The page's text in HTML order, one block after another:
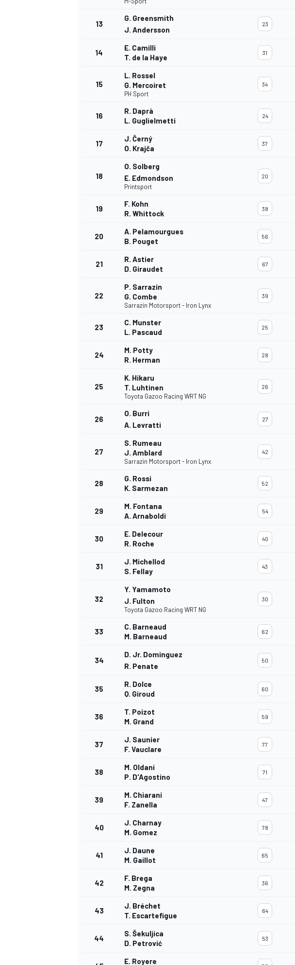
13
G. Greensmith
J. Andersson
23
14
E. Camilli
T. de la Haye
31
15
L. Rossel
G. Mercoiret
PH Sport
34
16
R. Daprà
L. Guglielmetti
24
17
J. Černý
O. Krajča
37
18
O. Solberg
E. Edmondson
Printsport
20
19
F. Kohn
R. Whittock
38
20
A. Pelamourgues
B. Pouget
56
21
R. Astier
D. Giraudet
67
22
P. Sarrazin
G. Combe
Sarrazin Motorsport - Iron Lynx
39
23
C. Munster
L. Pascaud
25
24
M. Potty
R. Herman
28
25
K. Hikaru
T. Luhtinen
Toyota Gazoo Racing WRT NG
26
26
O. Burri
A. Levratti
27
27
S. Rumeau
J. Amblard
Sarrazin Motorsport - Iron Lynx
42
28
G. Rossi
K. Sarmezan
52
29
M. Fontana
A. Arnaboldi
54
30
E. Delecour
R. Roche
40
31
J. Michellod
S. Fellay
43
32
Y. Yamamoto
J. Fulton
Toyota Gazoo Racing WRT NG
30
33
C. Barneaud
M. Barneaud
62
34
D. Jr. Dominguez
R. Penate
50
35
R. Dolce
Q. Giroud
60
36
T. Poizot
M. Grand
59
37
J. Saunier
F. Vauclare
77
38
M. Oldani
P. D'Agostino
71
39
M. Chiarani
F. Zanella
47
40
J. Charnay
M. Gomez
78
41
J. Daune
M. Gaillot
65
42
F. Brega
M. Zegna
36
43
J. Bréchet
T. Escartefigue
64
44
S. Šekuljica
D. Petrović
53
E. Royere